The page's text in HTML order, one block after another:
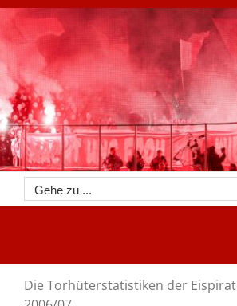
Zum
Inhalt
springen
Gehe zu ...
Die Torhüterstatistiken der